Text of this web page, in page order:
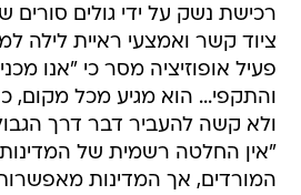
רכישת נשק על ידי גולים
ציוד קשר ואמצעי ראיית לילה
פעיל אופוזיציה מסר כי "אנו
והתקפי... הוא מגיע מכל מקום,
ולא קשה להעביר דבר דרך
"אין החלטה רשמית של
המורדים, אך המדינות